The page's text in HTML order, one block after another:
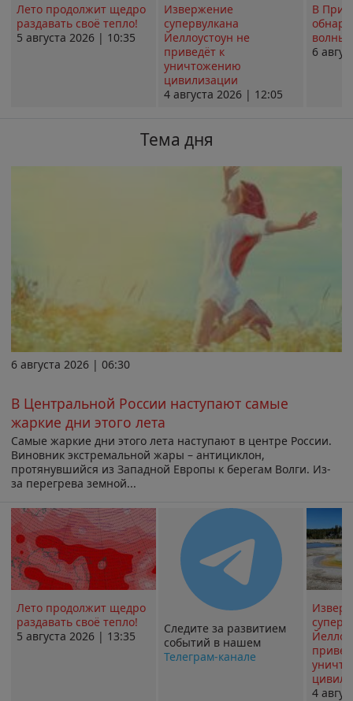
Лето продолжит щедро
раздавать своё тепло!
5 августа 2026 | 10:35
Извержение
супервулкана
Йеллоустоун не
приведёт к
уничтожению
цивилизации
4 августа 2026 | 12:05
В
волны
6
Тема дня
6 августа 2026 | 06:30
В Центральной России наступают самые
жаркие дни этого лета
Самые жаркие дни этого лета наступают в центре России.
Виновник экстремальной жары – антициклон,
протянувшийся из Западной Европы к берегам Волги. Из-
за перегрева земной...
Лето продолжит щедро
раздавать своё тепло!
5 августа 2026 | 13:35
Следите за развитием
событий в нашем
Телеграм-канале
4